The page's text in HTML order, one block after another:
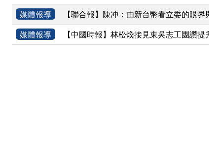
媒體報導
【聯合報】陳冲：由新台幣看立委的眼界與
媒體報導
【中國時報】林松煥接見東吳志工團讚提升